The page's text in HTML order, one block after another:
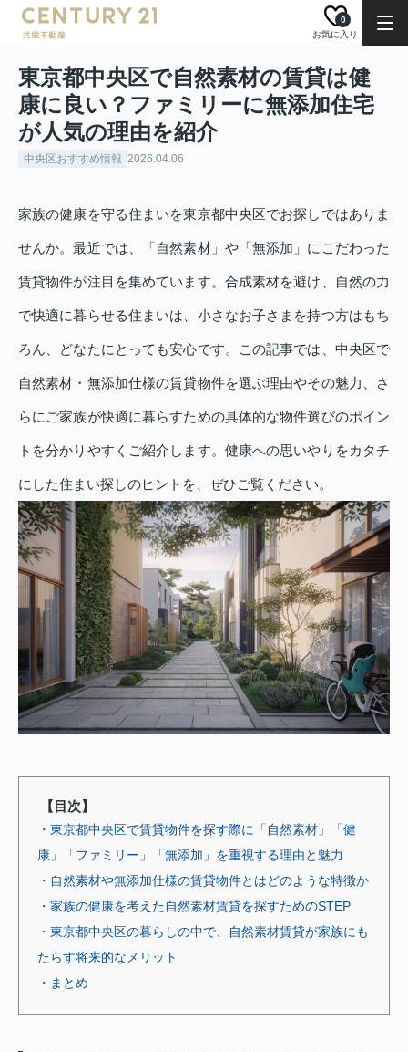
お気に入り
0
東京都中央区で自然素材の賃貸は健
康に良い？ファミリーに無添加住宅
が人気の理由を紹介
中央区おすすめ情報 2026.04.06
家族の健康を守る住まいを東京都中央区でお探しではありま
せんか。最近では、「自然素材」や「無添加」にこだわった
賃貸物件が注目を集めています。合成素材を避け、自然の力
で快適に暮らせる住まいは、小さなお子さまを持つ方はもち
ろん、どなたにとっても安心です。この記事では、中央区で
自然素材・無添加仕様の賃貸物件を選ぶ理由やその魅力、さ
らにご家族が快適に暮らすための具体的な物件選びのポイン
トを分かりやすくご紹介します。健康への思いやりをカタチ
にした住まい探しのヒントを、ぜひご覧ください。
【目次】
・東京都中央区で賃貸物件を探す際に「自然素材」「健
康」「ファミリー」「無添加」を重視する理由と魅力
・自然素材や無添加仕様の賃貸物件とはどのような特徴か
・家族の健康を考えた自然素材賃貸を探すためのSTEP
・東京都中央区の暮らしの中で、自然素材賃貸が家族にも
たらす将来的なメリット
・まとめ